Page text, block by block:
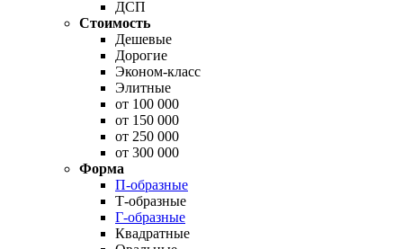
ДСП
Стоимость
Дешевые
Дорогие
Эконом-класс
Элитные
от 100 000
от 150 000
от 250 000
от 300 000
Форма
П-образные
Т-образные
Г-образные
Квадратные